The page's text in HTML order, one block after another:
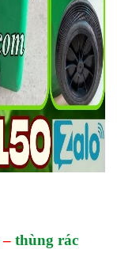
– thùng rác